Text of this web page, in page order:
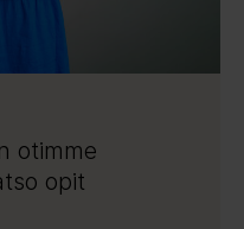
otimme
opit